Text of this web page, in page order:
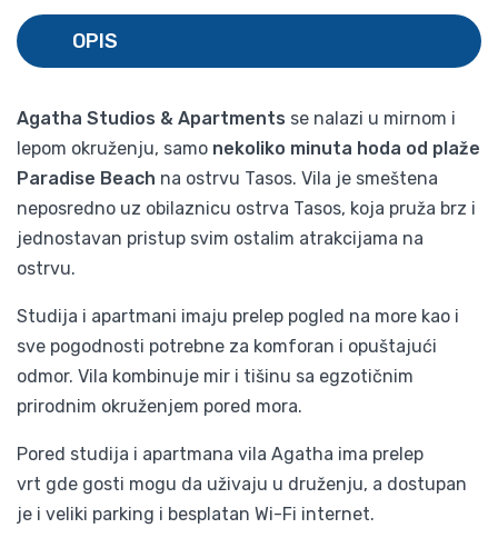
OPIS
Agatha Studios & Apartments se nalazi u mirnom i
lepom okruženju, samo nekoliko minuta hoda od plaže
Paradise Beach na ostrvu Tasos. Vila je smeštena
neposredno uz obilaznicu ostrva Tasos, koja pruža brz i
jednostavan pristup svim ostalim atrakcijama na
ostrvu.
Studija i apartmani imaju prelep pogled na more kao i
sve pogodnosti potrebne za komforan i opuštajući
odmor. Vila kombinuje mir i tišinu sa egzotičnim
prirodnim okruženjem pored mora.
Pored studija i apartmana vila Agatha ima prelep
vrt gde gosti mogu da uživaju u druženju, a dostupan
je i veliki parking i besplatan Wi-Fi internet.